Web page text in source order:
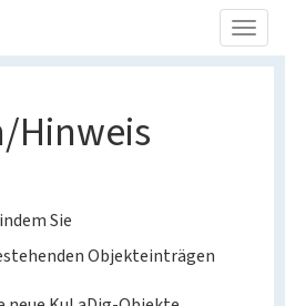
Hinweis
Sie
Objekteinträgen